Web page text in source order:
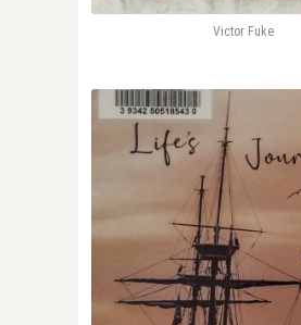
Victor Fuke